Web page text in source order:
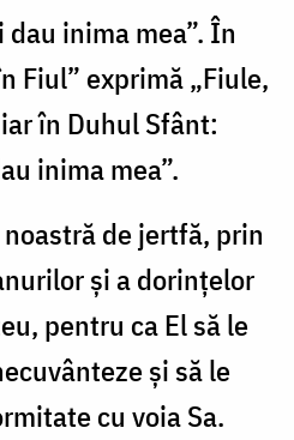
inima mea”. În
Fiul” exprimă „Fiule,
în Duhul Sfânt:
inima mea”.
de jertfă, prin
și a dorințelor
pentru ca El să le
și să le
cu voia Sa.